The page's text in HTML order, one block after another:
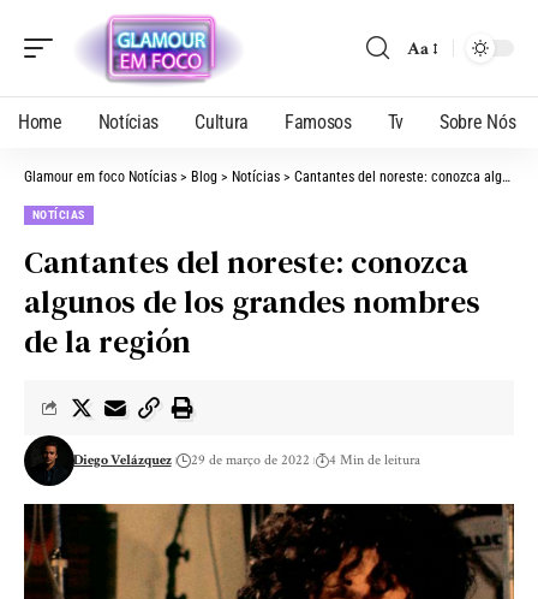
Aa
Home Notícias Cultura Famosos Tv Sobre Nós
Glamour em foco Notícias > Blog > Notícias > Cantantes del noreste: conozca algunos de los grandes nombres de la región
NOTÍCIAS
Cantantes del noreste: conozca
algunos de los grandes nombres
de la región
Diego Velázquez 29 de março de 2022 4 Min de leitura